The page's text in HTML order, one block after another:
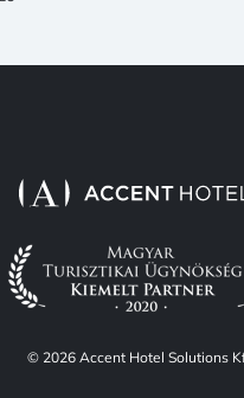
© 2026 Accent Hotel Solutions